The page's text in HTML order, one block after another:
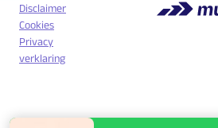
Disclaimer
Cookies
Privacy
verklaring